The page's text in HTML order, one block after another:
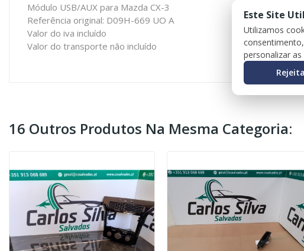
Módulo USB/AUX para Mazda CX-3
Referência original: D09H-669 UO A
Valor do iva incluído
Valor do transporte não incluído
16 Outros Produtos Na Mesma Categoria:
Este Site
Utilizamos
personalizar